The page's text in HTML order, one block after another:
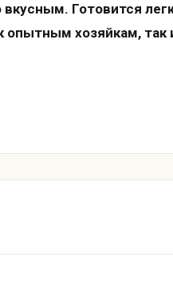
Готовится
опытным хозяйкам, так